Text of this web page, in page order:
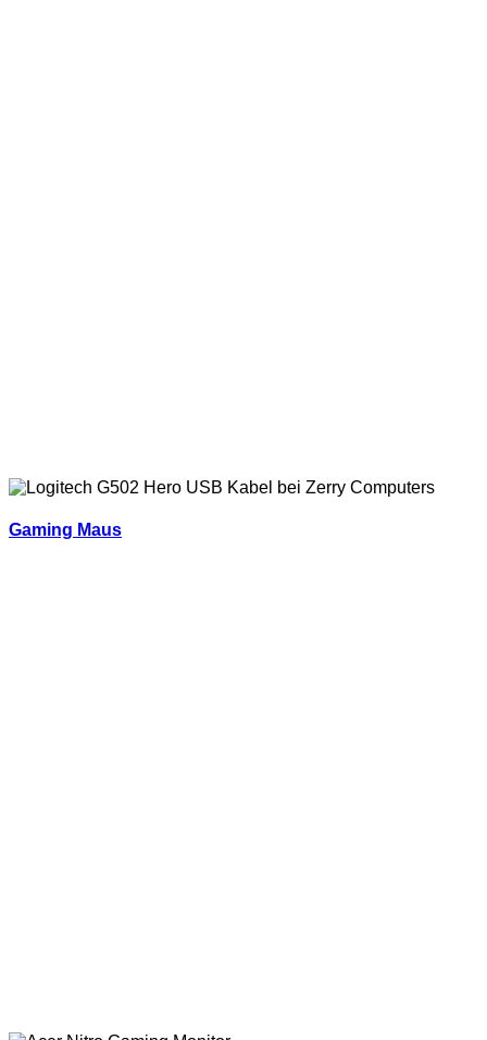
Gaming Maus